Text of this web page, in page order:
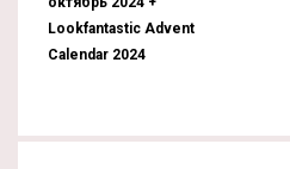
Lookfantastic Advent
Calendar 2024